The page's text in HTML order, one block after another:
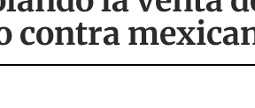
i
contra